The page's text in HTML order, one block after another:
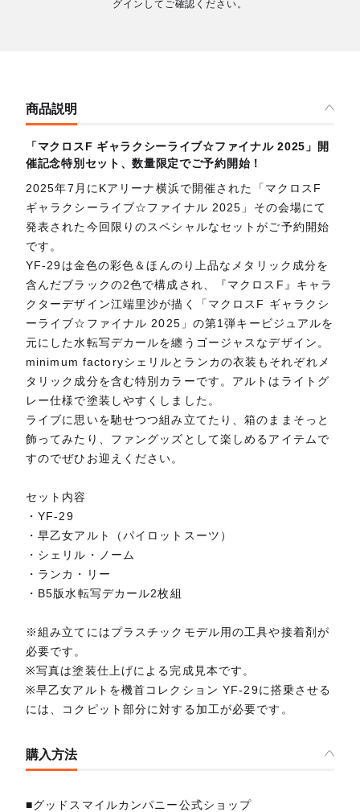
グインしてご確認ください。
商品説明
「マクロスF ギャラクシーライブ☆ファイナル 2025」開
催記念特別セット、数量限定でご予約開始！
2025年7月にKアリーナ横浜で開催された「マクロスF
ギャラクシーライブ☆ファイナル 2025」その会場にて
発表された今回限りのスペシャルなセットがご予約開始
です。
YF-29は金色の彩色＆ほんのり上品なメタリック成分を
含んだブラックの2色で構成され、『マクロスF』キャラ
クターデザイン江端里沙が描く「マクロスF ギャラクシ
ーライブ☆ファイナル 2025」の第1弾キービジュアルを
元にした水転写デカールを纏うゴージャスなデザイン。
minimum factoryシェリルとランカの衣装もそれぞれメ
タリック成分を含む特別カラーです。アルトはライトグ
レー仕様で塗装しやすくしました。
ライブに思いを馳せつつ組み立てたり、箱のままそっと
飾ってみたり、ファングッズとして楽しめるアイテムで
すのでぜひお迎えください。
セット内容
・YF-29
・早乙女アルト（パイロットスーツ）
・シェリル・ノーム
・ランカ・リー
・B5版水転写デカール2枚組
※組み立てにはプラスチックモデル用の工具や接着剤が
必要です。
※写真は塗装仕上げによる完成見本です。
※早乙女アルトを機首コレクション YF-29に搭乗させる
には、コクピット部分に対する加工が必要です。
購入方法
■グッドスマイルカンパニー公式ショップ